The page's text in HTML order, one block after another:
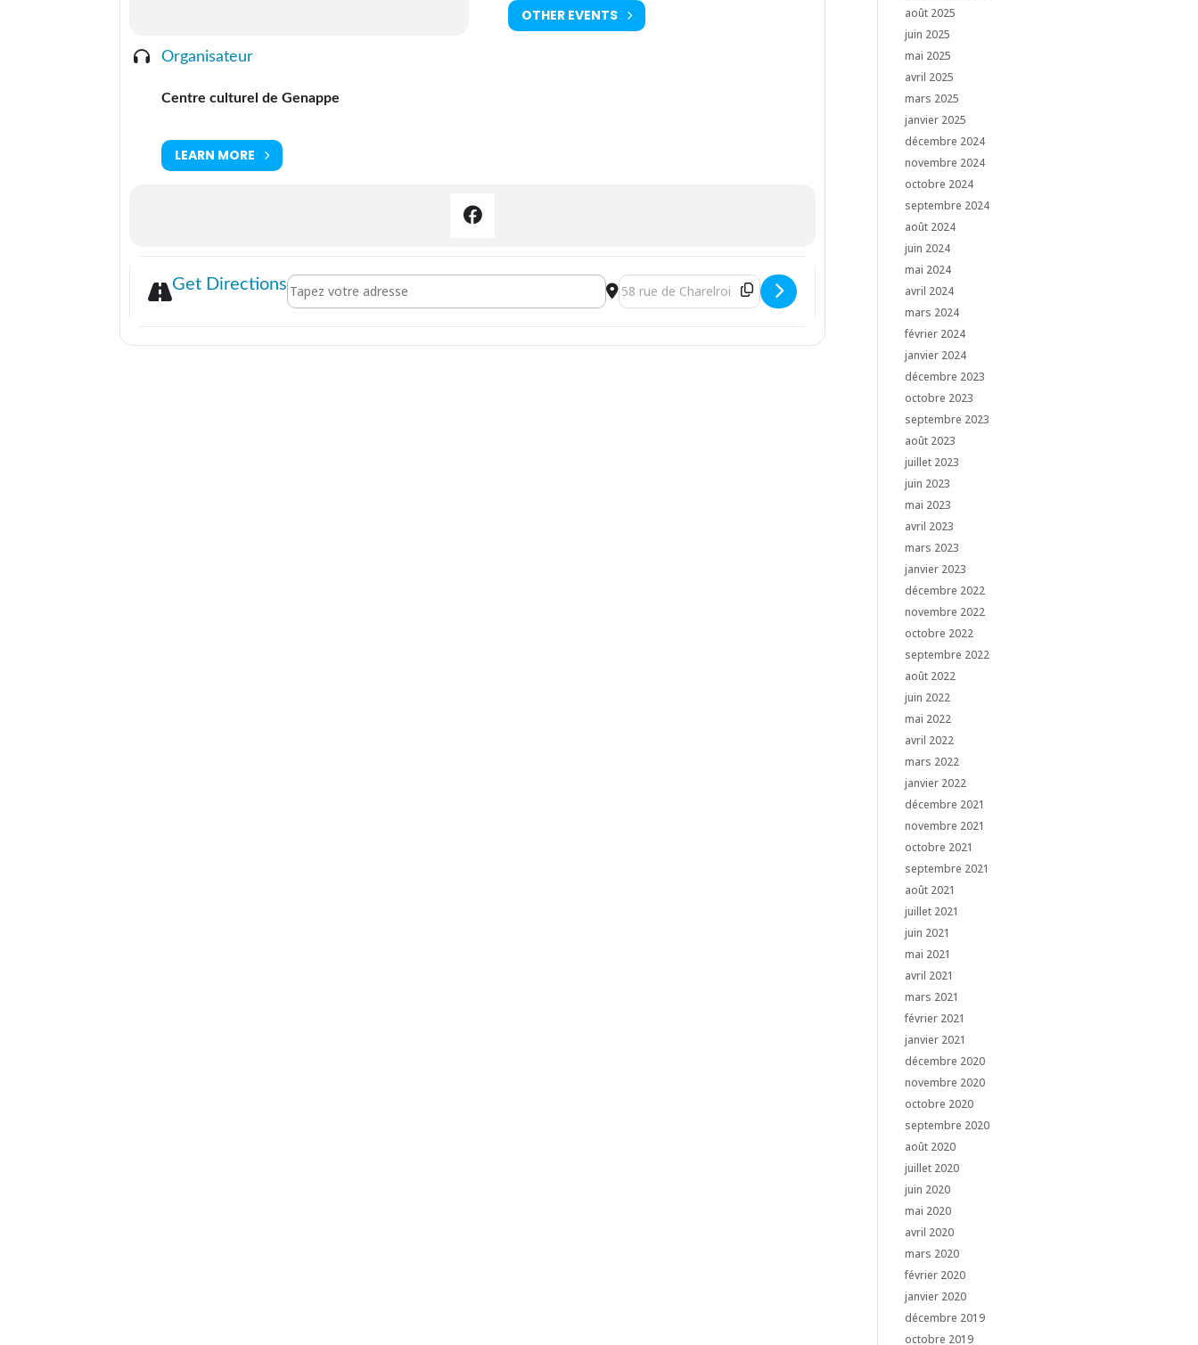
OTHER EVENTS
Organisateur
Centre culturel de Genappe
LEARN MORE
Get DirectionsAddress - “Mustang” au ciné-club [4dR16tIbj] Destination Address - “Mustang” au ciné-club [5fsUk1j42]
août 2025
juin 2025
mai 2025
avril 2025
mars 2025
janvier 2025
décembre 2024
novembre 2024
octobre 2024
septembre 2024
août 2024
juin 2024
mai 2024
avril 2024
mars 2024
février 2024
janvier 2024
décembre 2023
octobre 2023
septembre 2023
août 2023
juillet 2023
juin 2023
mai 2023
avril 2023
mars 2023
janvier 2023
décembre 2022
novembre 2022
octobre 2022
septembre 2022
août 2022
juin 2022
mai 2022
avril 2022
mars 2022
janvier 2022
décembre 2021
novembre 2021
octobre 2021
septembre 2021
août 2021
juillet 2021
juin 2021
mai 2021
avril 2021
mars 2021
février 2021
janvier 2021
décembre 2020
novembre 2020
octobre 2020
septembre 2020
août 2020
juillet 2020
juin 2020
mai 2020
avril 2020
mars 2020
février 2020
janvier 2020
décembre 2019
octobre 2019